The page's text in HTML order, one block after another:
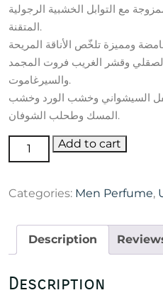
مع التوابل الخشبية الرجولية
المتقنة.
وقشر الغريب فروت المجمد
والسيرغاموت.
السيشواني وخشب الورد وخشب
المسك وطحلب الشوفان.
Dolce
&
Light
Pour
Homme
de
Add to cart
Categories: Men Perfume,
Description
Description